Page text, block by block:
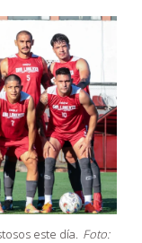
este día. Foto: